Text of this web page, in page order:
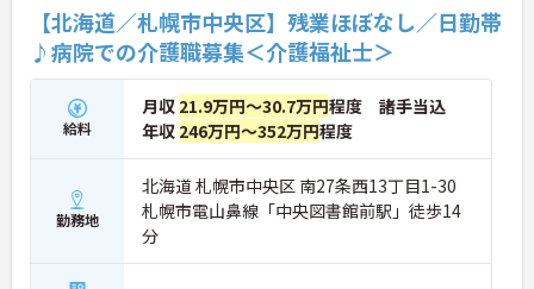
【北海道／札幌市中央区】残業ほぼなし／日勤帯
♪病院での介護職募集＜介護福祉士＞
給料
月収 21.9万円～30.7万円程度 諸手当込
年収 246万円～352万円程度
勤務地
北海道 札幌市中央区 南27条西13丁目1-30
札幌市電山鼻線「中央図書館前駅」徒歩14
分